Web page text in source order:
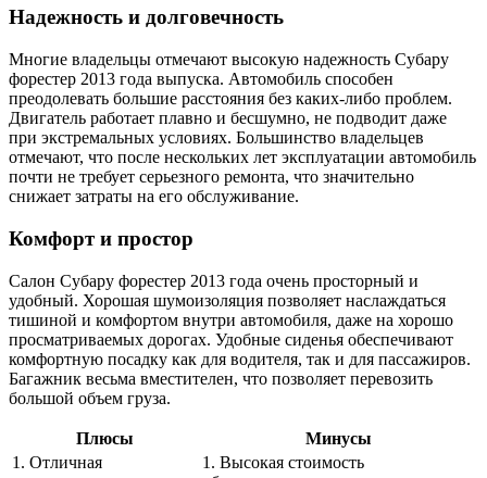
Надежность и долговечность
Многие владельцы отмечают высокую надежность Субару
форестер 2013 года выпуска. Автомобиль способен
преодолевать большие расстояния без каких-либо проблем.
Двигатель работает плавно и бесшумно, не подводит даже
при экстремальных условиях. Большинство владельцев
отмечают, что после нескольких лет эксплуатации автомобиль
почти не требует серьезного ремонта, что значительно
снижает затраты на его обслуживание.
Комфорт и простор
Салон Субару форестер 2013 года очень просторный и
удобный. Хорошая шумоизоляция позволяет наслаждаться
тишиной и комфортом внутри автомобиля, даже на хорошо
просматриваемых дорогах. Удобные сиденья обеспечивают
комфортную посадку как для водителя, так и для пассажиров.
Багажник весьма вместителен, что позволяет перевозить
большой объем груза.
Плюсы
Минусы
1. Отличная
1. Высокая стоимость